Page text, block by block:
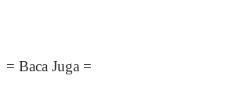
= Baca Juga =